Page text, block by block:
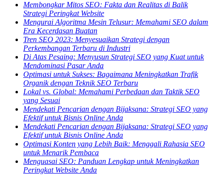
Membongkar Mitos SEO: Fakta dan Realitas di Balik
Strategi Peringkat Website
Mengurai Algoritma Mesin Telusur: Memahami SEO dalam
Era Kecerdasan Buatan
Tren SEO 2023: Menyesuaikan Strategi dengan
Perkembangan Terbaru di Industri
Di Atas Pesaing: Menyusun Strategi SEO yang Kuat untuk
Mendominasi Pasar Anda
Optimasi untuk Sukses: Bagaimana Meningkatkan Trafik
Organik dengan Teknik SEO Terbaru
Lokal vs. Global: Memahami Perbedaan dan Taktik SEO
yang Sesuai
Mendekati Pencarian dengan Bijaksana: Strategi SEO yang
Efektif untuk Bisnis Online Anda
Mendekati Pencarian dengan Bijaksana: Strategi SEO yang
Efektif untuk Bisnis Online Anda
Optimasi Konten yang Lebih Baik: Menggali Rahasia SEO
untuk Menarik Pembaca
Menguasai SEO: Panduan Lengkap untuk Meningkatkan
Peringkat Website Anda